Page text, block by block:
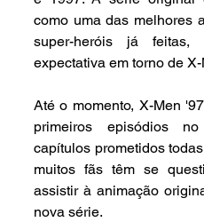
como uma das melhores
super-heróis já
expectativa em torno de
Até o momento, X-Men
primeiros episódios
capítulos prometidos
muitos fãs têm se
assistir à animação
nova série.